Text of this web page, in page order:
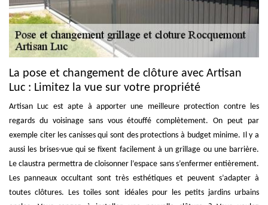
La pose et changement de clôture avec Artisan
Luc : Limitez la vue sur votre propriété
Artisan Luc est apte à apporter une meilleure protection contre les
regards du voisinage sans vous étouffé complètement. On peut par
exemple citer les canisses qui sont des protections à budget minime. Il y a
aussi les brises-vue qui se fixent facilement à un grillage ou une barrière.
Le claustra permettra de cloisonner l’espace sans s’enfermer entièrement.
Les panneaux occultant sont très esthétiques et peuvent s’adapter à
toutes clôtures. Les toiles sont idéales pour les petits jardins urbains